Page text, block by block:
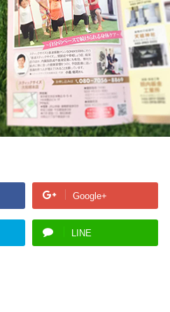
Google+
LINE